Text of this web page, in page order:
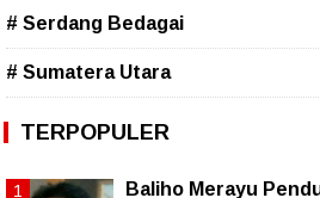
# Serdang Bedagai
# Sumatera Utara
TERPOPULER
Baliho Merayu